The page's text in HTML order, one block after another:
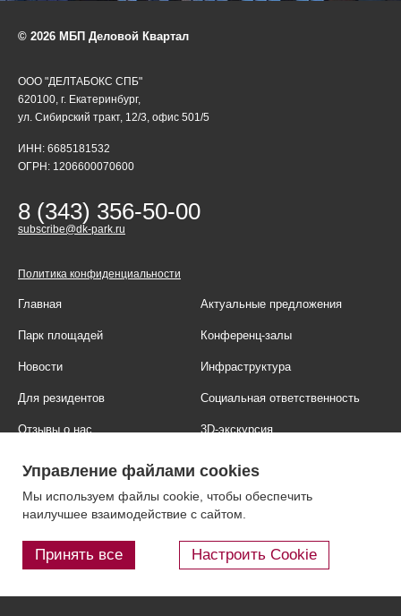
© 2026 МБП Деловой Квартал
ООО "ДЕЛТАБОКС СПБ"
620100, г. Екатеринбург,
ул. Сибирский тракт, 12/3, офис 501/5
ИНН: 6685181532
ОГРН: 1206600070600
8 (343) 356-50-00
subscribe@dk-park.ru
Политика конфиденциальности
Главная Актуальные предложения
Парк площадей Конференц-залы
Новости Инфраструктура
Для резидентов Социальная ответственность
Отзывы о нас 3D-экскурсия
Контакты Блог
Управление файлами cookies
Мы используем файлы cookie, чтобы обеспечить
наилучшее взаимодействие с сайтом.
Принять все Настроить Cookie